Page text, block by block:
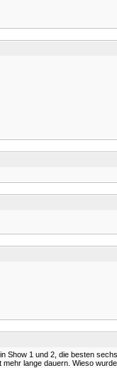
1 und 2, die besten
lange dauern. Wieso